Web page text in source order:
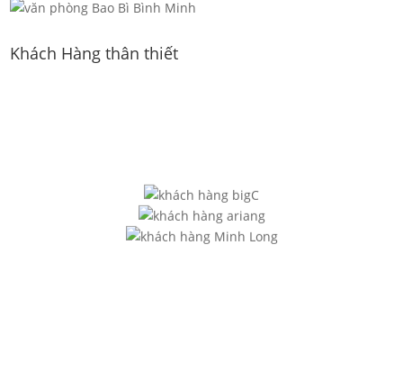
Khách Hàng thân thiết